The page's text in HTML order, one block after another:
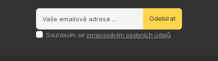
Odebírat
Souhlasím se zpracováním osobních údajů.